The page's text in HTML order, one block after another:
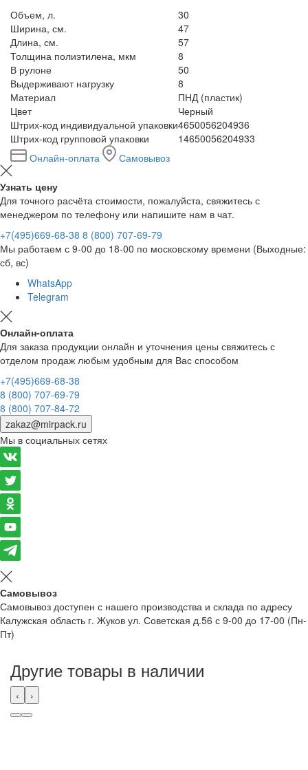
Объем, л.
30
Ширина, см.
47
Длина, см.
57
Толщина полиэтилена, мкм
8
В рулоне
50
Выдерживают нагрузку
8
Материал
ПНД (пластик)
Цвет
Черный
Штрих-код индивидуальной упаковки4650056204936
Штрих-код групповой упаковки
14650056204933
Онлайн-оплата
Самовывоз
Узнать цену
Для точного расчёта стоимости, пожалуйста, свяжитесь с
менеджером по телефону или напишите нам в чат.
+7(495)669-68-38 8 (800) 707-69-79
Мы работаем с 9-00 до 18-00 по московскому времени (Выходные:
сб, вс)
WhatsApp
Telegram
Онлайн-оплата
Для заказа продукции онлайн и уточнения цены свяжитесь с
отделом продаж любым удобным для Вас способом
+7(495)669-68-38
8 (800) 707-69-79
8 (800) 707-84-72
zakaz@mirpack.ru
Мы в социальных сетях
Самовывоз
Самовывоз доступен с нашего производства и склада по адресу
Калужская область г. Жуков ул. Советская д.56 с 9-00 до 17-00 (Пн-
Пт)
Другие товары в наличии
‹ ›